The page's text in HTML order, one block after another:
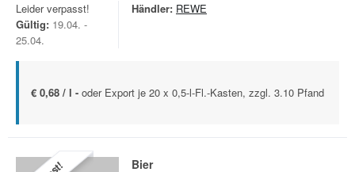
Leider verpasst!
Gültig: 19.04. -
25.04.
Händler: REWE
€ 0,68 / l - oder Export je 20 x 0,5-l-Fl.-Kasten, zzgl. 3.10 Pfand
Bier